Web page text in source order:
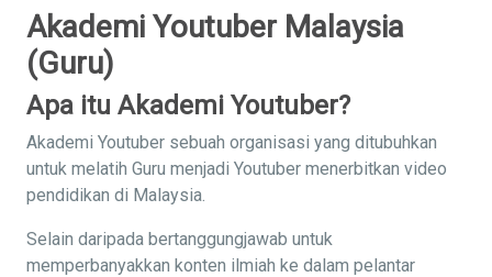
Akademi Youtuber Malaysia
(Guru)
Apa itu Akademi Youtuber?
Akademi Youtuber sebuah organisasi yang ditubuhkan
untuk melatih Guru menjadi Youtuber menerbitkan video
pendidikan di Malaysia.
Selain daripada bertanggungjawab untuk
memperbanyakkan konten ilmiah ke dalam pelantar